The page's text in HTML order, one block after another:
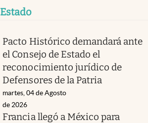
Estado
Pacto Histórico demandará ante
el Consejo de Estado el
reconocimiento jurídico de
Defensores de la Patria
martes, 04 de Agosto
de 2026
Francia llegó a México para